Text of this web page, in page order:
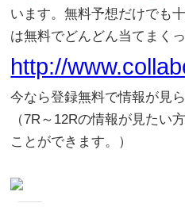
います。無料予想だけでも
は無料でどんどん当てまく
http://
今なら登録無料で情報が見
（7R～12Rの情報が見たい
ことができます。）